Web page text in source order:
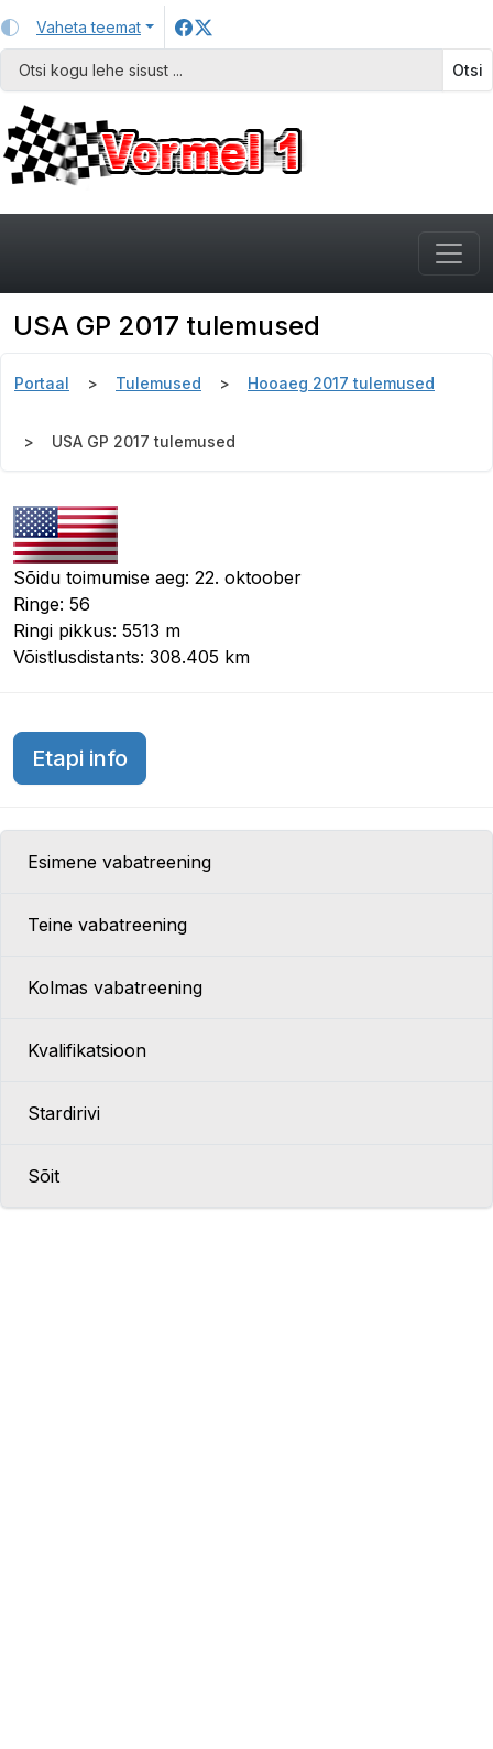
Vaheta teemat
Otsi
USA GP 2017 tulemused
Portaal Tulemused Hooaeg 2017 tulemused
USA GP 2017 tulemused
Sõidu toimumise aeg: 22. oktoober
Ringe: 56
Ringi pikkus: 5513 m
Võistlusdistants: 308.405 km
Etapi infoUSA GP 2017
Esimene vabatreening
Teine vabatreening
Kolmas vabatreening
Kvalifikatsioon
Stardirivi
Sõit